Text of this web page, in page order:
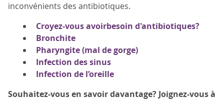
inconvénients des antibiotiques.
Croyez-vous avoirbesoin d'antibiotiques?
Bronchite
Pharyngite (mal de gorge)
Infection des sinus
Infection de l’oreille
Souhaitez-vous en savoir davantage? Joignez-vous à